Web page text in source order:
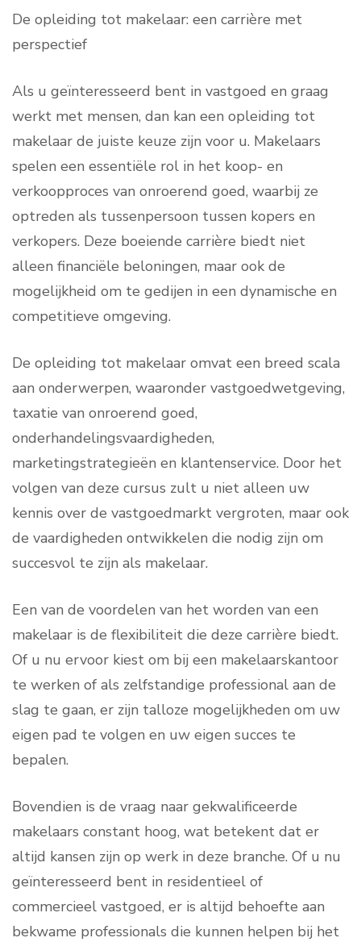
De opleiding tot makelaar: een carrière met
perspectief
Als u geïnteresseerd bent in vastgoed en graag
werkt met mensen, dan kan een opleiding tot
makelaar de juiste keuze zijn voor u. Makelaars
spelen een essentiële rol in het koop- en
verkoopproces van onroerend goed, waarbij ze
optreden als tussenpersoon tussen kopers en
verkopers. Deze boeiende carrière biedt niet
alleen financiële beloningen, maar ook de
mogelijkheid om te gedijen in een dynamische en
competitieve omgeving.
De opleiding tot makelaar omvat een breed scala
aan onderwerpen, waaronder vastgoedwetgeving,
taxatie van onroerend goed,
onderhandelingsvaardigheden,
marketingstrategieën en klantenservice. Door het
volgen van deze cursus zult u niet alleen uw
kennis over de vastgoedmarkt vergroten, maar ook
de vaardigheden ontwikkelen die nodig zijn om
succesvol te zijn als makelaar.
Een van de voordelen van het worden van een
makelaar is de flexibiliteit die deze carrière biedt.
Of u nu ervoor kiest om bij een makelaarskantoor
te werken of als zelfstandige professional aan de
slag te gaan, er zijn talloze mogelijkheden om uw
eigen pad te volgen en uw eigen succes te
bepalen.
Bovendien is de vraag naar gekwalificeerde
makelaars constant hoog, wat betekent dat er
altijd kansen zijn op werk in deze branche. Of u nu
geïnteresseerd bent in residentieel of
commercieel vastgoed, er is altijd behoefte aan
bekwame professionals die kunnen helpen bij het